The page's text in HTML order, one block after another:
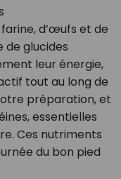
d’œufs et de
de glucides
leur énergie,
tout au long de
préparation, et
essentielles
Ces nutriments
du bon pied